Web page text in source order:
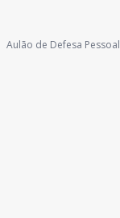
Aulão de Defesa